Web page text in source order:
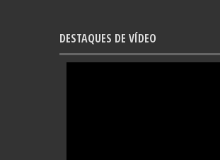
DESTAQUES DE VÍDEO